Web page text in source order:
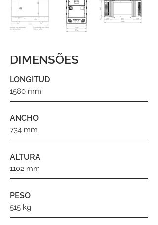
DIMENSÕES
LONGITUD
1580 mm
ANCHO
734 mm
ALTURA
1102 mm
PESO
515 kg